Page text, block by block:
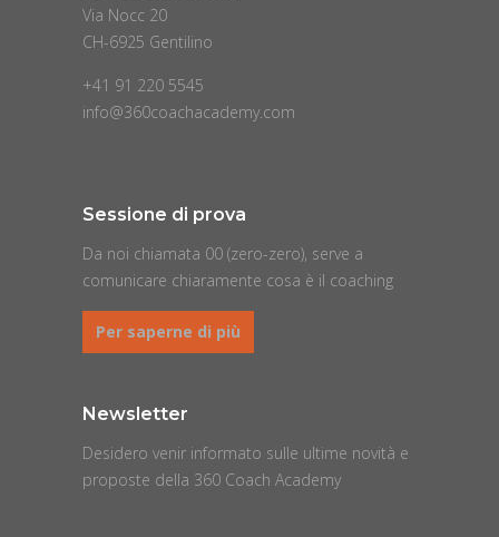
Via Nocc 20
CH-6925 Gentilino
+41 91 220 5545
info@360coachacademy.com
Sessione di prova
Da noi chiamata 00 (zero-zero), serve a
comunicare chiaramente cosa è il coaching
Per saperne di più
Newsletter
Desidero venir informato sulle ultime novità e
proposte della 360 Coach Academy